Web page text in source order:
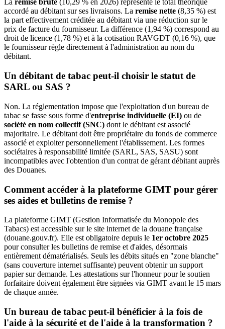
La remise brute (10,29 % en 2026) représente le total théorique
accordé au débitant sur ses livraisons. La remise nette (8,35 %) est
la part effectivement créditée au débitant via une réduction sur le
prix de facture du fournisseur. La différence (1,94 %) correspond au
droit de licence (1,78 %) et à la cotisation RAVGDT (0,16 %), que
le fournisseur règle directement à l'administration au nom du
débitant.
Un débitant de tabac peut-il choisir le statut de
SARL ou SAS ?
Non. La réglementation impose que l'exploitation d'un bureau de
tabac se fasse sous forme d'entreprise individuelle (EI) ou de
société en nom collectif (SNC) dont le débitant est associé
majoritaire. Le débitant doit être propriétaire du fonds de commerce
associé et exploiter personnellement l'établissement. Les formes
sociétaires à responsabilité limitée (SARL, SAS, SASU) sont
incompatibles avec l'obtention d'un contrat de gérant débitant auprès
des Douanes.
Comment accéder à la plateforme GIMT pour gérer
ses aides et bulletins de remise ?
La plateforme GIMT (Gestion Informatisée du Monopole des
Tabacs) est accessible sur le site internet de la douane française
(douane.gouv.fr). Elle est obligatoire depuis le 1er octobre 2025
pour consulter les bulletins de remise et d'aides, désormais
entièrement dématérialisés. Seuls les débits situés en "zone blanche"
(sans couverture internet suffisante) peuvent obtenir un support
papier sur demande. Les attestations sur l'honneur pour le soutien
forfaitaire doivent également être signées via GIMT avant le 15 mars
de chaque année.
Un bureau de tabac peut-il bénéficier à la fois de
l'aide à la sécurité et de l'aide à la transformation ?